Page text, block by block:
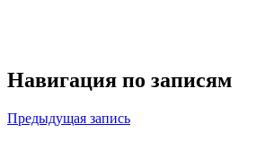
Навигация по записям
Предыдущая запись